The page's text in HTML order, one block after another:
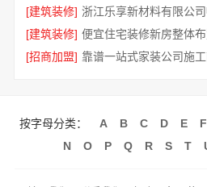
[建筑装修] 浙江乐享新材料有限公
[建筑装修]
[招商加盟]
按字母分类： A B C D E F
N
O P Q R S T